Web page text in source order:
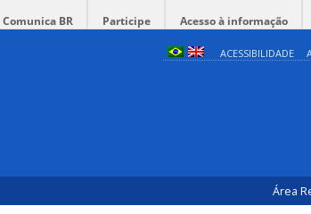
Comunica BR Participe Acesso à informação
ACESSIBILIDADE
Área